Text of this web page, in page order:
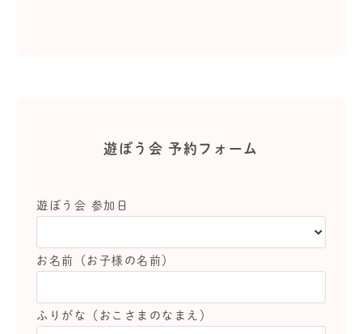
遊ぼう会 予約フォーム
遊ぼう会 参加日
お名前（お子様の名前）
ふりがな（おこさまのなまえ）